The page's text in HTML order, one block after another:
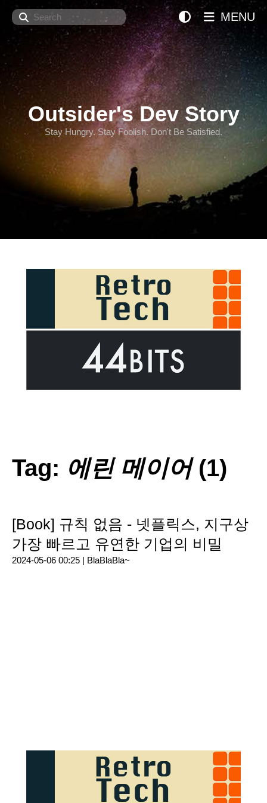
Search
Outsider's Dev Story
Stay Hungry. Stay Foolish. Don't Be Satisfied.
MENU
Tag: 에린 메이어(1)
[Book] 규칙 없음 - 넷플릭스, 지구상
가장 빠르고 유연한 기업의 비밀
2024-05-06 00:25 | BlaBlaBla~